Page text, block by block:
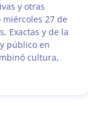
y otras
27 de
Exactas y de la
público en
cultura,